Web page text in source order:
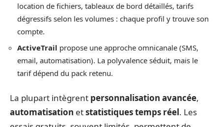
location de fichiers, tableaux de bord détaillés, tarifs
dégressifs selon les volumes : chaque profil y trouve son
compte.
ActiveTrail propose une approche omnicanale (SMS,
email, automatisation). La polyvalence séduit, mais le
tarif dépend du pack retenu.
La plupart intègrent personnalisation avancée,
automatisation etstatistiques temps réel. Les